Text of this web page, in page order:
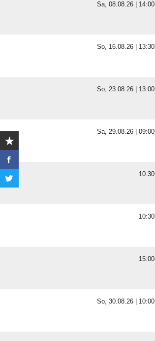
Sa, 08.08.26 | 14:00
So, 16.08.26 | 13:30
So, 23.08.26 | 13:00
Sa, 29.08.26 | 09:00
10:30
10:30
15:00
So, 30.08.26 | 10:00